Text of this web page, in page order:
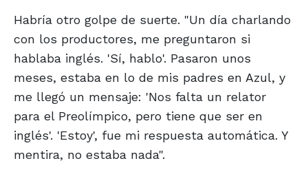
Habría otro golpe de suerte. "Un día charlando
con los productores, me preguntaron si
hablaba inglés. 'Sí, hablo'. Pasaron unos
meses, estaba en lo de mis padres en Azul, y
me llegó un mensaje: 'Nos falta un relator
para el Preolímpico, pero tiene que ser en
inglés'. 'Estoy', fue mi respuesta automática. Y
mentira, no estaba nada".